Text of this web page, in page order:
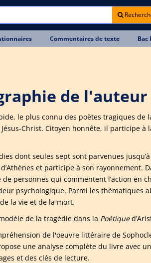
Commentaires de texte Bac
de l'auteur
le plus connu des poètes tragiques de
Jésus-Christ. Citoyen honnête, il participe
dont seules sept sont parvenues
d’Athènes et participe à son
personnes qui commentent l’action en
psychologique. Parmi les thématiques
la vie et de la mort.
de la tragédie dans la Poétique
de l'oeuvre littéraire de
une analyse complète du livre avec
et des clés de lecture.